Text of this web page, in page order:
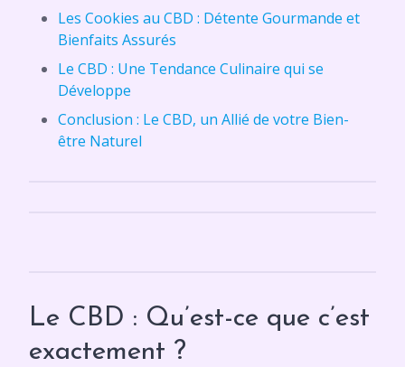
Les Cookies au CBD : Détente Gourmande et
Bienfaits Assurés
Le CBD : Une Tendance Culinaire qui se
Développe
Conclusion : Le CBD, un Allié de votre Bien-
être Naturel
Le CBD : Qu’est-ce que c’est
exactement ?